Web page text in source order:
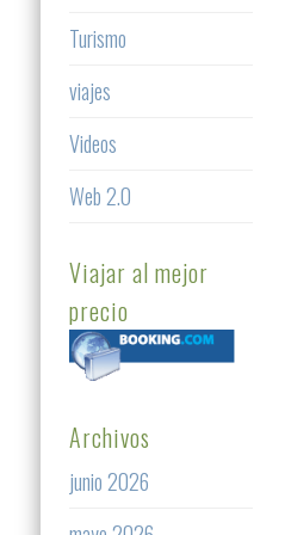
Turismo
viajes
Videos
Web 2.0
Viajar al mejor
precio
Archivos
junio 2026